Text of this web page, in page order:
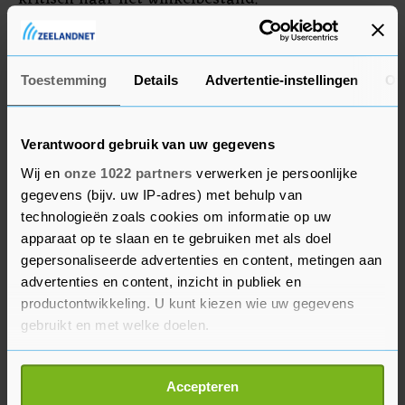
Toestemming Details Advertentie-instellingen
Verantwoord gebruik van uw gegevens
Wij en onze 1022 partners verwerken je persoonlijke
gegevens (bijv. uw IP-adres) met behulp van
technologieën zoals cookies om informatie op uw
apparaat op te slaan en te gebruiken met als doel
gepersonaliseerde advertenties en content, metingen aan
advertenties en content, inzicht in publiek en
productontwikkeling. U kunt kiezen wie uw gegevens
gebruikt en met welke doelen.
Als u het toestaat, willen we ook graag:
Informatie verzamelen over uw geografische
Accepteren
Hunkemöller sloot het afgelopen boekjaar af met
een fiks verlies. Het verlies voor aftrek van
belastingen en financiële posten bedroeg 2,5
onkosten, zoals rentebetalingen van bijna 40
miljoen euro, zette het bedrijf een nettoverlies
van 42,9 miljoen euro in de boeken.
Belastingdienst
Dergelijke verliezen bij het bedrijf, dat sinds eind
2015 in handen is van investeerder Carlyle,
trekken al enige tijd de aandacht van de
Belastingdienst. Die beschuldigde de vorige
eigenaar, het Franse PAI, ervan Hunkemöller met